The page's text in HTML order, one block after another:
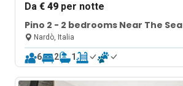
Da€ 49 per notte
Pino 2 - 2 bedrooms Near The Sea
Nardò, Italia
6 2 1